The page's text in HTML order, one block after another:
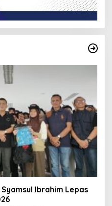
Ibrahim Lepas